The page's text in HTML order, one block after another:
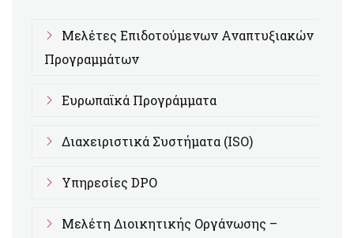
Μελέτες Επιδοτούμενων Αναπτυξιακών
Προγραμμάτων
Ευρωπαϊκά Προγράμματα
Διαχειριστικά Συστήματα (ISO)
Υπηρεσίες DPO
Μελέτη Διοικητικής Οργάνωσης –